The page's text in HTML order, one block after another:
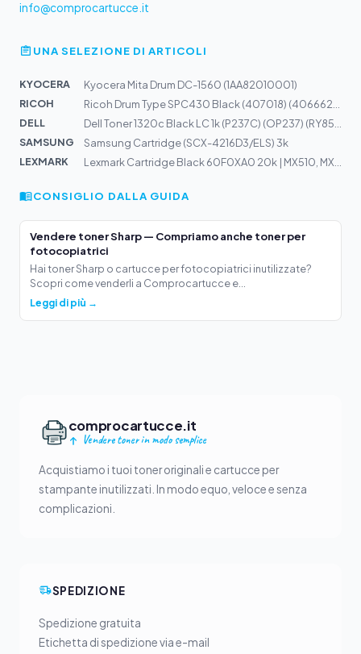
info@comprocartucce.it
UNA SELEZIONE DI ARTICOLI
KYOCERA
Kyocera Mita Drum DC-1560 (1AA82010001)
RICOH
Ricoh Drum Type SPC430 Black (407018) (406662) 50k
DELL
Dell Toner 1320c Black LC 1k (P237C) (OP237) (RY857) (5...
SAMSUNG
Samsung Cartridge (SCX-4216D3/ELS) 3k
LEXMARK
Lexmark Cartridge Black 60F0XA0 20k | MX510, MX511, MX6...
CONSIGLIO DALLA GUIDA
Vendere toner Sharp — Compriamo anche toner per
fotocopiatrici
Hai toner Sharp o cartucce per fotocopiatrici inutilizzate?
Scopri come venderli a Comprocartucce e...
Leggi di più →
comprocartucce.it
Vendere toner in modo semplice
Acquistiamo i tuoi toner originali e cartucce per
stampante inutilizzati. In modo equo, veloce e senza
complicazioni.
SPEDIZIONE
Spedizione gratuita
Etichetta di spedizione via e-mail